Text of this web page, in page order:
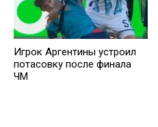
Игрок Аргентины устроил
потасовку после финала
ЧМ